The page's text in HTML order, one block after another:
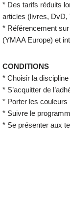
* Des tarifs réduits
articles (livres, DvD,
* Référencement
(YMAA Europe) et
CONDITIONS
* Choisir la
* S’acquitter de
* Porter les couleurs
* Suivre le
* Se présenter aux